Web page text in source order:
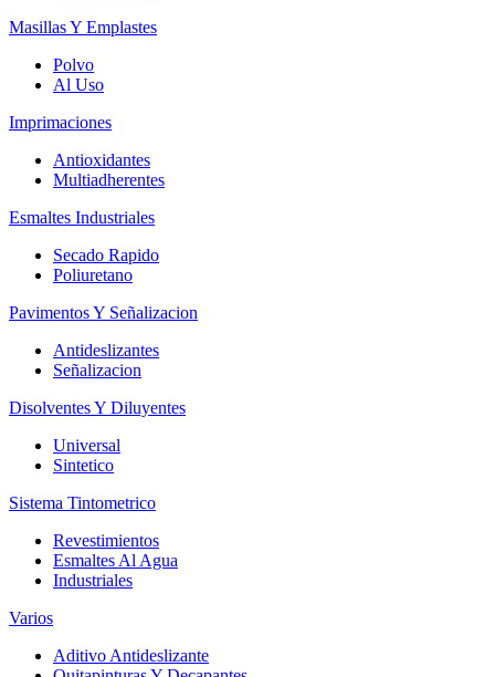
Masillas Y Emplastes
Polvo
Al Uso
Imprimaciones
Antioxidantes
Multiadherentes
Esmaltes Industriales
Secado Rapido
Poliuretano
Pavimentos Y Señalizacion
Antideslizantes
Señalizacion
Disolventes Y Diluyentes
Universal
Sintetico
Sistema Tintometrico
Revestimientos
Esmaltes Al Agua
Industriales
Varios
Aditivo Antideslizante